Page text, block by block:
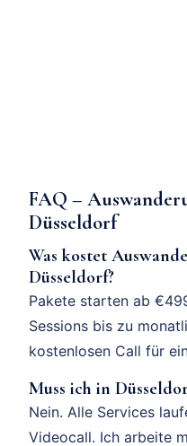
FAQ –
Düsseldorf
Was kostet
Düsseldorf?
Pakete starten ab
Sessions bis zu
kostenlosen Call für
Muss ich in
Nein. Alle Services
Videocall. Ich arbeite